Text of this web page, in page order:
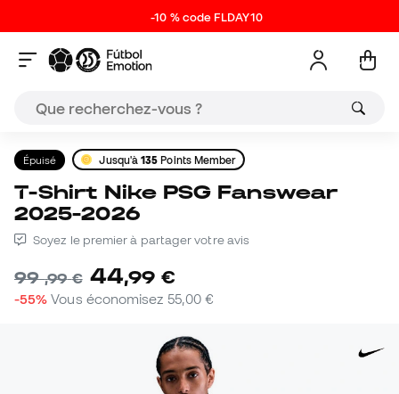
-10 % code FLDAY10
Épuisé Jusqu'à135 Points Member
T-Shirt Nike PSG Fanswear
2025-2026
Soyez le premier à partager votre avis
99,99 € 44,99 €
-55% Vous économisez 55,00 €